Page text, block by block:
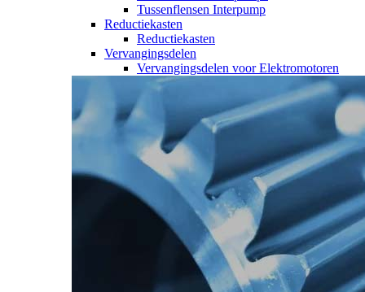
Tussenflensen Interpump
Reductiekasten
Reductiekasten
Vervangingsdelen
Vervangingsdelen voor Elektromotoren